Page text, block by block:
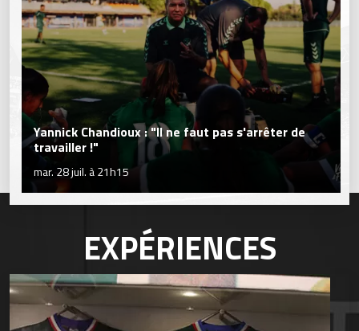
Yannick Chandioux : "Il ne faut pas s'arrêter de
travailler !"
mar. 28 juil. à 21h15
EXPÉRIENCES